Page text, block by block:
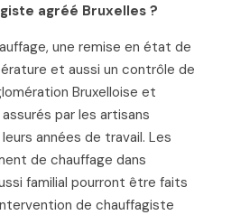
agréé Bruxelles ?
une remise en état de
et aussi un contrôle de
Bruxelloise et
par les artisans
années de travail. Les
de chauffage dans
familial pourront être faits
de chauffagiste